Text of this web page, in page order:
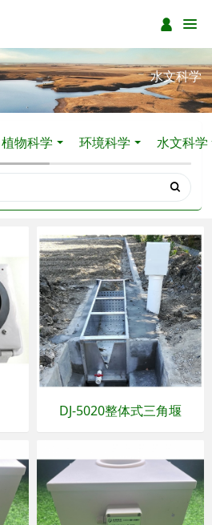
水文科学
植物科学 环境科学 水文科学
DJ-5020整体式三角堰